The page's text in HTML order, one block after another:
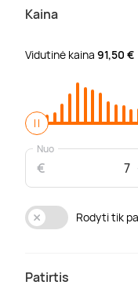
Kaina
Vidutinė kaina 91,50 €
Nuo
€
Rodyti tik
Patirtis